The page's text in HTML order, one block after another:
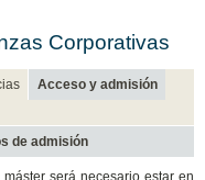
Corporativas
Acceso y admisión
de admisión
será necesario estar en